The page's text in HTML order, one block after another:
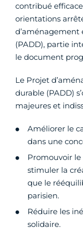
contribué
orientations
(PADD), partie
le document
Le Projet
durable (PADD)
majeures et
Améliorer le
dans une
Promouvoir
stimuler la
que le
parisien.
Réduire les
solidaire.